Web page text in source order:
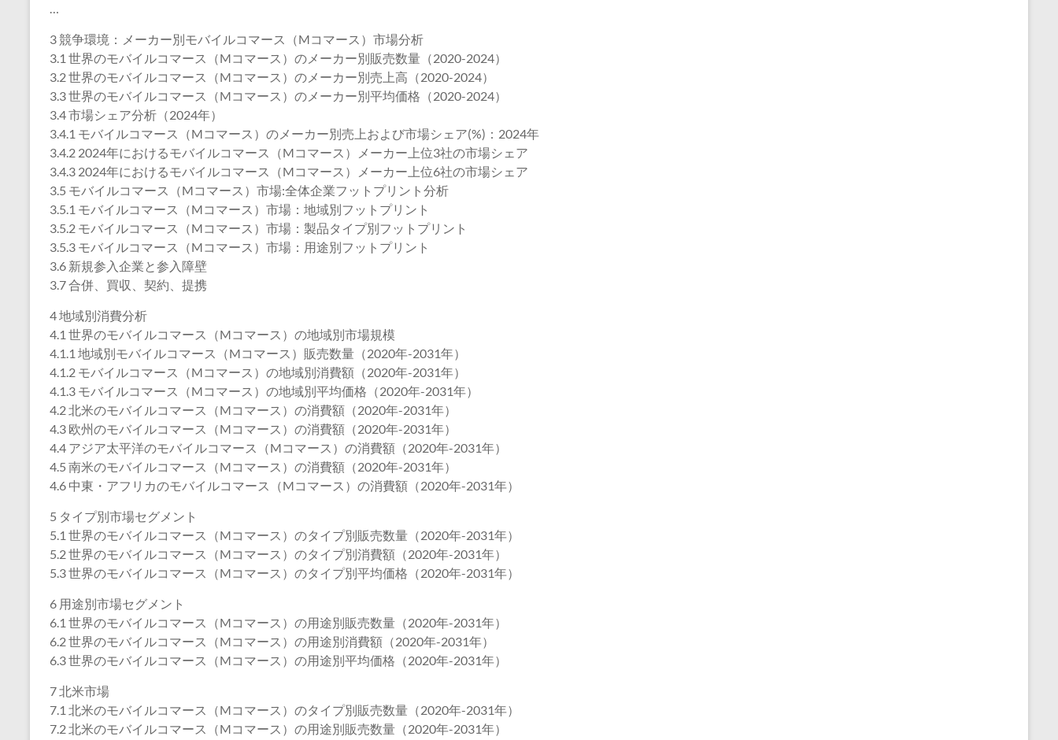
…
3 競争環境：メーカー別モバイルコマース（Mコマース）市場分析
3.1 世界のモバイルコマース（Mコマース）のメーカー別販売数量（2020-2024）
3.2 世界のモバイルコマース（Mコマース）のメーカー別売上高（2020-2024）
3.3 世界のモバイルコマース（Mコマース）のメーカー別平均価格（2020-2024）
3.4 市場シェア分析（2024年）
3.4.1 モバイルコマース（Mコマース）のメーカー別売上および市場シェア(%)：2024年
3.4.2 2024年におけるモバイルコマース（Mコマース）メーカー上位3社の市場シェア
3.4.3 2024年におけるモバイルコマース（Mコマース）メーカー上位6社の市場シェア
3.5 モバイルコマース（Mコマース）市場:全体企業フットプリント分析
3.5.1 モバイルコマース（Mコマース）市場：地域別フットプリント
3.5.2 モバイルコマース（Mコマース）市場：製品タイプ別フットプリント
3.5.3 モバイルコマース（Mコマース）市場：用途別フットプリント
3.6 新規参入企業と参入障壁
3.7 合併、買収、契約、提携
4 地域別消費分析
4.1 世界のモバイルコマース（Mコマース）の地域別市場規模
4.1.1 地域別モバイルコマース（Mコマース）販売数量（2020年-2031年）
4.1.2 モバイルコマース（Mコマース）の地域別消費額（2020年-2031年）
4.1.3 モバイルコマース（Mコマース）の地域別平均価格（2020年-2031年）
4.2 北米のモバイルコマース（Mコマース）の消費額（2020年-2031年）
4.3 欧州のモバイルコマース（Mコマース）の消費額（2020年-2031年）
4.4 アジア太平洋のモバイルコマース（Mコマース）の消費額（2020年-2031年）
4.5 南米のモバイルコマース（Mコマース）の消費額（2020年-2031年）
4.6 中東・アフリカのモバイルコマース（Mコマース）の消費額（2020年-2031年）
5 タイプ別市場セグメント
5.1 世界のモバイルコマース（Mコマース）のタイプ別販売数量（2020年-2031年）
5.2 世界のモバイルコマース（Mコマース）のタイプ別消費額（2020年-2031年）
5.3 世界のモバイルコマース（Mコマース）のタイプ別平均価格（2020年-2031年）
6 用途別市場セグメント
6.1 世界のモバイルコマース（Mコマース）の用途別販売数量（2020年-2031年）
6.2 世界のモバイルコマース（Mコマース）の用途別消費額（2020年-2031年）
6.3 世界のモバイルコマース（Mコマース）の用途別平均価格（2020年-2031年）
7 北米市場
7.1 北米のモバイルコマース（Mコマース）のタイプ別販売数量（2020年-2031年）
7.2 北米のモバイルコマース（Mコマース）の用途別販売数量（2020年-2031年）